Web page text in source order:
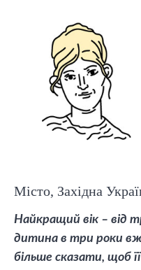
Місто, Західна
Найкращий вік – від
дитина в три роки
більше сказати, щоб